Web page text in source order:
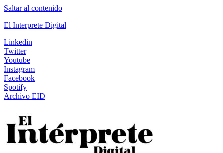
Saltar al contenido
El Interprete Digital
Linkedin
Twitter
Youtube
Instagram
Facebook
Spotify
Archivo EID